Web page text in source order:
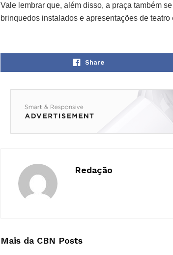
Vale lembrar que, além disso, a praça também
brinquedos instalados e apresentações de teatro
Share
Redação
Mais da CBN Posts